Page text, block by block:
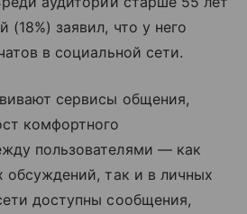
заявил, что у него
в социальной сети.
сервисы общения,
комфортного
пользователями — как
обсуждений, так и в личных
доступны сообщения,